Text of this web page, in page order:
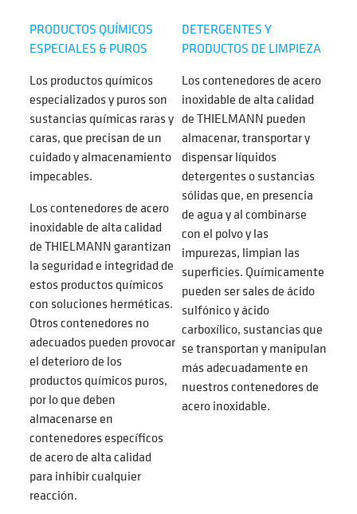
PRODUCTOS QUÍMICOS
ESPECIALES & PUROS
Los productos químicos
especializados y puros son
sustancias químicas raras y
caras, que precisan de un
cuidado y almacenamiento
impecables.
Los contenedores de acero
inoxidable de alta calidad
de THIELMANN garantizan
la seguridad e integridad de
estos productos químicos
con soluciones herméticas.
Otros contenedores no
adecuados pueden provocar
el deterioro de los
productos químicos puros,
por lo que deben
almacenarse en
contenedores específicos
de acero de alta calidad
para inhibir cualquier
reacción.
DETERGENTES Y
PRODUCTOS DE LIMPIEZA
Los contenedores de acero
inoxidable de alta calidad
de THIELMANN pueden
almacenar, transportar y
dispensar líquidos
detergentes o sustancias
sólidas que, en presencia
de agua y al combinarse
con el polvo y las
impurezas, limpian las
superficies. Químicamente
pueden ser sales de ácido
sulfónico y ácido
carboxílico, sustancias que
se transportan y manipulan
más adecuadamente en
nuestros contenedores de
acero inoxidable.